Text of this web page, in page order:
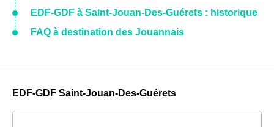
EDF-GDF à Saint-Jouan-Des-Guérets : historique
FAQ à destination des Jouannais
EDF-GDF Saint-Jouan-Des-Guérets